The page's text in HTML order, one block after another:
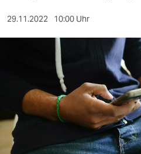
sport
nord
wahrheit
verlag
29.11.2022 10:00 Uhr